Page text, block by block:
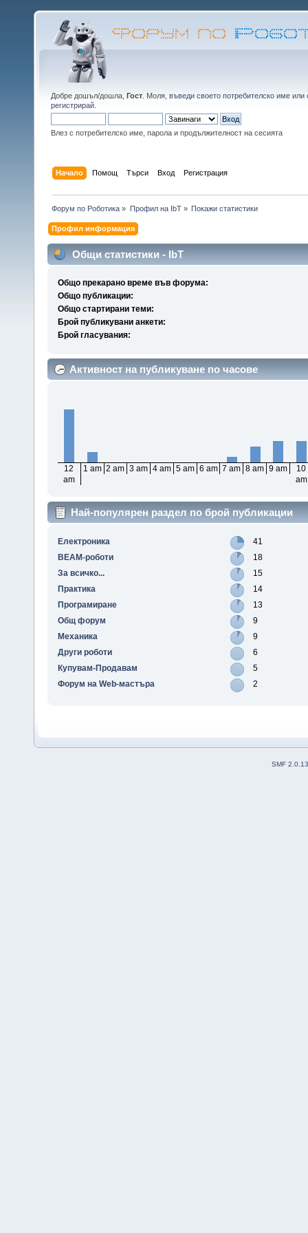
Добре дошъл/дошла, Гост . Моля, въведи своето потребителско име или
регистрирай
Влез с потребителско име, парола и продължителност на сесията
Начало Помощ Търси Вход Регистрация
Форум по Роботика » Профил на IbT» Покажи статистики
Профил информация
Общи статистики - IbT
Общо прекарано време във форума:
Общо публикации:
Общо стартирани теми:
Брой публикувани анкети:
Брой гласувания:
Активност на публикуване по часове
12
am
1 am 2 am 3 am 4 am 5 am 6 am 7 am 8 am 9 am
10
am
Най-популярен раздел по брой публикации
Електроника
41
BEAM-роботи
18
За всичко...
15
Практика
14
Програмиране
13
Общ форум
9
Механика
9
Други роботи
6
Купувам-Продавам
5
Форум на Web-мастъра
2
SMF 2.0.13